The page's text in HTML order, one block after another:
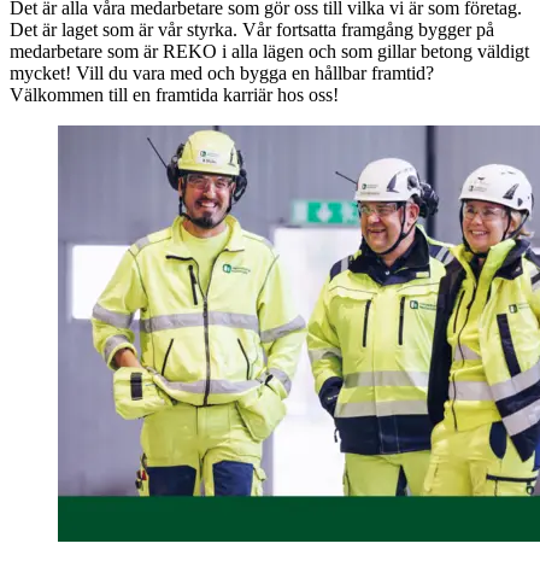
Det är alla våra medarbetare som gör oss till vilka vi är som företag.
Det är laget som är vår styrka. Vår fortsatta framgång bygger på
medarbetare som är REKO i alla lägen och som gillar betong väldigt
mycket! Vill du vara med och bygga en hållbar framtid?
Välkommen till en framtida karriär hos oss!